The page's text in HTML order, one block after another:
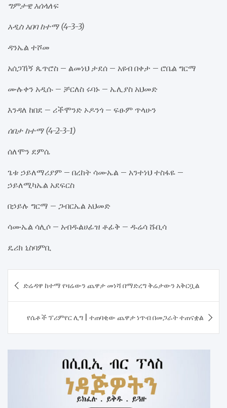
ግምታዊ አሰላለፍ
አዲስ አበባ ከተማ (4-3-3)
ዳንኤል ተሾመ
አሰጋኸኝ ጴጥሮስ – ልመነህ ታደሰ – አዩብ በቀታ – ሮቤል ግርማ
ሙሉቀን አዲሱ – ቻርለስ ሩባኑ – ኤሊያስ አህመድ
እንዳለ ከበደ – ሪችሞንድ ኦዶንጎ – ፍፁም ጥላሁን
ሰበታ ከተማ (4-2-3-1)
ሰለሞን ደምሴ
ጌቱ ኃይለማሪያም – በረከት ሳሙኤል – አንተነህ ተስፋዬ –
ኃይለሚካኤል አደፍርስ
በኃይሉ ግርማ – ጋብርኤል አህመድ
ሳሙኤል ሳሊሶ – አብዱልሀፊዝ ቶፊቅ – ዱሬሳ ሹቢሳ
ዴሪክ ኒስባምቢ
navigation
ድሬዳዋ ከተማ የዛሬውን ጨዋታ መነሻ በማድረግ ቅሬታውን አቅርቧል
የሴቶች ፕሪምየር ሊግ | ተጠባቂው ጨዋታ ነጥብ በመጋራት ተጠናቋል